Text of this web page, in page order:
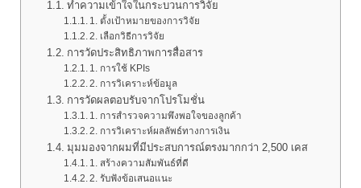
ทำความเข้าใจในกระบวนการวิจัย
1. ตั้งเป้าหมายของการวิจัย
2. เลือกวิธีการวิจัย
การวัดประสิทธิภาพการสื่อสาร
1. การใช้ KPIs
2. การวิเคราะห์ข้อมูล
การวัดผลตอบรับจากโปรโมชั่น
1. การสำรวจความพึงพอใจของลูกค้า
2. การวิเคราะห์ผลลัพธ์ทางการเงิน
มุมมองจากผมที่มีประสบการณ์ตรงมากกว่า 2,500 เคส
1. สร้างความสัมพันธ์ที่ดี
2. รับฟังข้อเสนอแนะ